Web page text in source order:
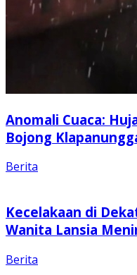
Anomali Cuaca:
Bojong
Berita
Kecelakaan di
Wanita Lansia
Berita